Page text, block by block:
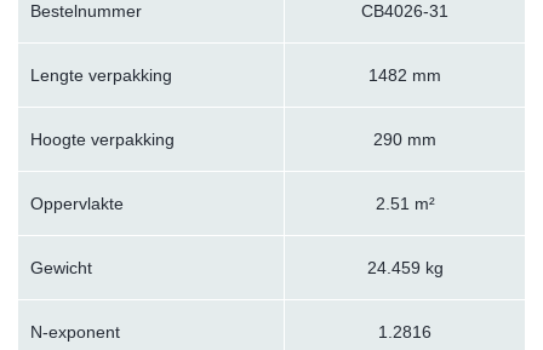
Bestelnummer CB4026-31
Lengte verpakking 1482 mm
Hoogte verpakking 290 mm
Oppervlakte 2.51 m²
Gewicht 24.459 kg
N-exponent 1.2816